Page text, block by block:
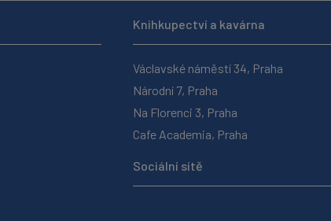
Knihkupectví a kavárna
Václavské náměstí 34, Praha
Národní 7, Praha
Na Florenci 3, Praha
Cafe Academia, Praha
Sociální sítě